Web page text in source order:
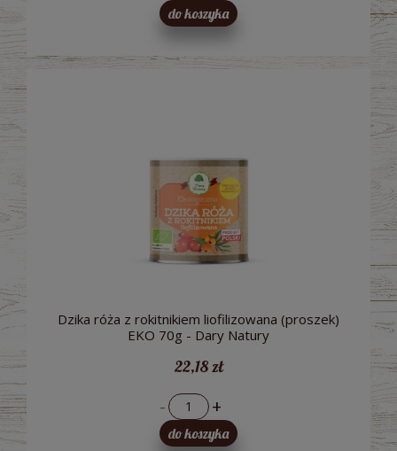
do koszyka
Dzika róża z rokitnikiem liofilizowana (proszek)
EKO 70g - Dary Natury
22,18 zł
- +
do koszyka